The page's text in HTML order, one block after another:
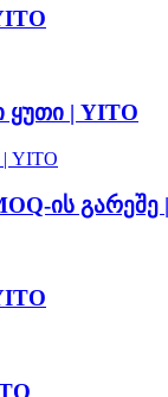
ყუთი | YITO
ის გარეშე